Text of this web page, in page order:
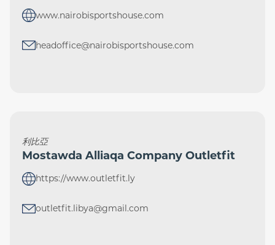
www.nairobisportshouse.com
headoffice@nairobisportshouse.com
利比亞
Mostawda Alliaqa Company Outletfit
https://www.outletfit.ly
outletfit.libya@gmail.com